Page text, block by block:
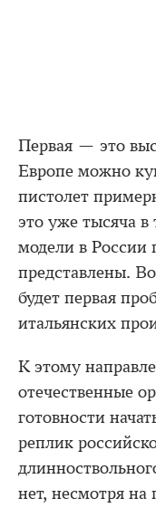
Первая — это
Европе можно
пистолет
это уже тысяча
модели в России
представлены.
будет первая
итальянских
К этому
отечественные
готовности
реплик
нет, несмотря